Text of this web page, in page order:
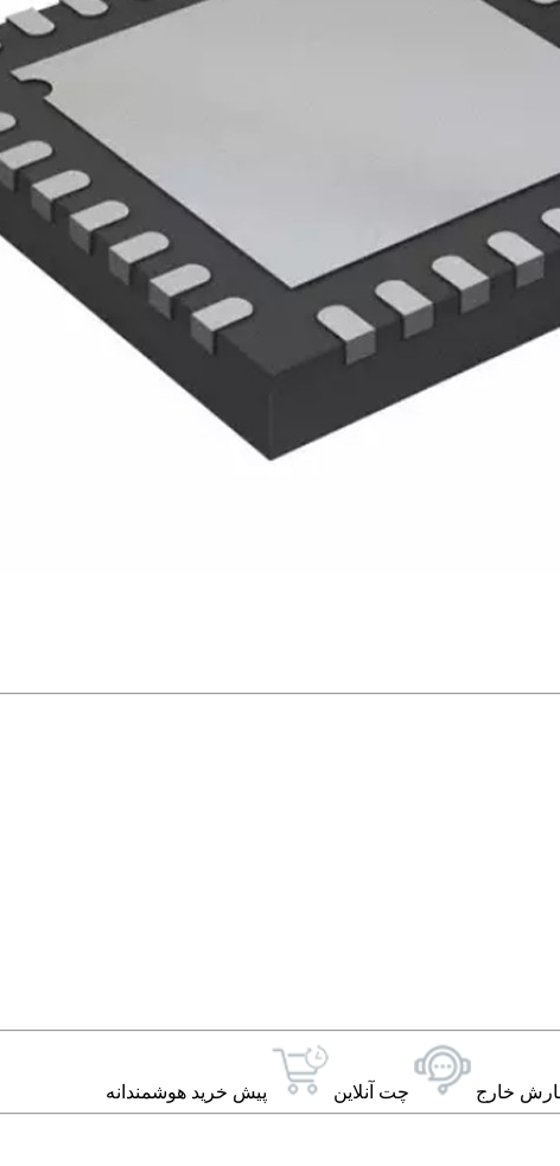
خارج چت آنلاین پیش خرید هوشمندانه